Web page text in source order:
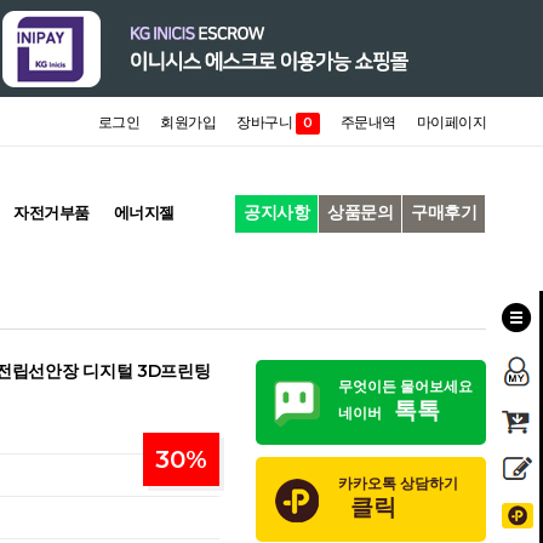
로그인 회원가입 장바구니 0 주문내역 마이페이지
자전거부품 에너지젤 공지사항 상품문의 구매후기
립선안장 디지털 3D프린팅
30%
무엇이든 물어보세요
네이버
톡톡
카카오톡 상담하기
클릭